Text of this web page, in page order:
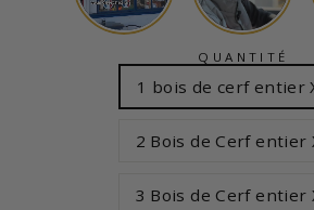
QUANTITÉ
1 bois de cerf entier
2 Bois de Cerf entier
3 Bois de Cerf entier